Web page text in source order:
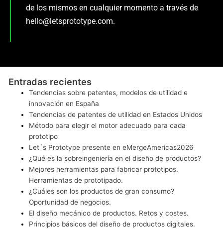
de los mismos en cualquier momento a través de
hello@letsprototype.com.
Entradas recientes
Tendencias sobre patentes, modelos de utilidad e
innovación en España
Tendencias de patentes de utilidad en Estados Unidos
Método para elegir el motor adecuado para cada
prototipo
Let´s Prototype presente en eMergeAmericas2026
¿Qué es la sobreingeniería en el diseño de productos?
Mejores herramientas para fabricar prototipos.
Herramientas de prototipado.
¿Cuáles son los productos de gran consumo?
Oportunidad de negocios.
El diseño mecánico de productos. Retos y costes.
Principios básicos del diseño de productos digitales.